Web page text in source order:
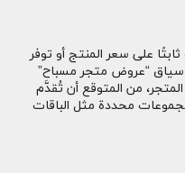
على سعر المنتج أو توفر
سياق “عروض متجر مسباح”
من المتوقع أن تُقدَّم
محددة مثل الباقات